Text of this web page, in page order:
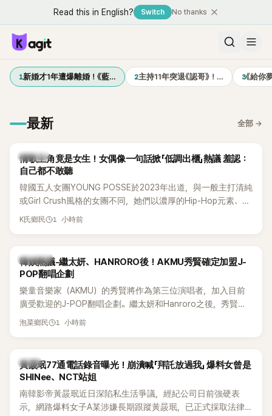
Read this in English? Switch No thanks
1新婚才1年遭爆離婚！《藍… 2主持11年突退《認哥》！… 3《給你
最新 全部 →
K-POP
情歌主角竟是女生！女偶像一句話掀「低調出櫃」熱議 羞認：
自己都不敢聽
韓國五人女團YOUNG POSSE於2023年出道，與一般主打清純
或Girl Crush風格的女團不同，她們以濃厚的Hip-Hop元素、自
創Rap及成員親自參與創作為特色，MV也融入美式街頭、塗
為第五代女團中極具辨識度的新生代代表之一。
K氏鄉民 1 小時前
熱議討論
韓娛熱議-繼太妍、HANRORO後！AKMU秀賢確定加盟J-
POP翻唱企劃
樂童音樂家（AKMU）的秀賢將作為第三位演唱者，加入目前
廣受歡迎的J-POP翻唱企劃。繼太妍和Hanroro之後，秀賢已
獲選為第三首翻唱歌曲的主唱，並於近期完成錄音。
泡菜鄉民 1 小時前
韓星
黃晸珉77通電話錄音曝光！崩潰喊「拜託放過我」 爆料女曾是
SHINee、NCT站姐
南韓影帝黃晸珉近日深陷私生活爭議，經紀公司日前強硬表
示，網路爆料女子A某涉嫌長期跟蹤黃晸珉，已正式採取法律